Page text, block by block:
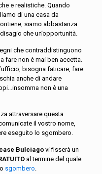
e realistiche. Quando
di una casa da
siamo abbastanza
che un’opportunità.
che contraddistinguono
fare non è mai ben accetta.
bisogna faticare, fare
anche di andare
non è una
attraversare questa
il vostro nome,
eseguito lo sgombero.
Bulciago vi fisserà un
al termine del quale
sgombero.